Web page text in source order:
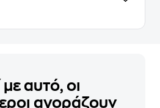
με αυτό, οι
αγοράζουν